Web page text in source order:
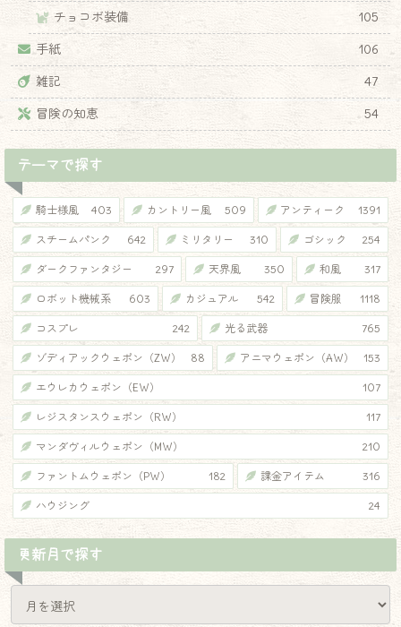
チョコボ装備
105
手紙
106
雑記
47
冒険の知恵
54
テーマで探す
騎士様風 403 カントリー風 509 アンティーク 1391
スチームパンク 642 ミリタリー 310 ゴシック 254
ダークファンタジー 297 天界風 350 和風 317
ロボット機械系 603 カジュアル 542 冒険服 1118
コスプレ 242 光る武器 765
ゾディアックウェポン（ZW） 88 アニマウェポン（AW） 153
エウレカウェポン（EW） 107
レジスタンスウェポン（RW） 117
マンダヴィルウェポン（MW） 210
ファントムウェポン（PW） 182 課金アイテム 316
ハウジング 24
更新月で探す